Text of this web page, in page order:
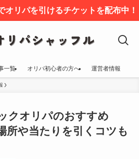
オリパを引けるチケットを配布中！
一覧 オリパ初心者の方へ 運営者情報
クオリパのおすすめ
所や当たりを引くコツも